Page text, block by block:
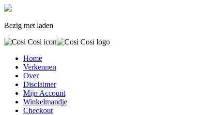
Bezig met laden
Home
Verkennen
Over
Disclaimer
Mijn Account
Winkelmandje
Checkout